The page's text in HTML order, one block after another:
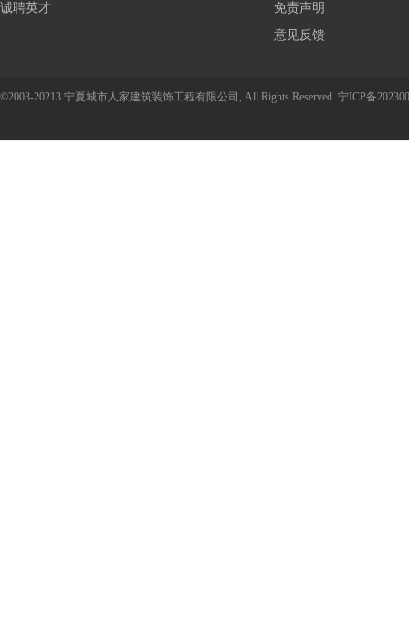
诚聘英才
免责声明
意见反馈
©2003-20213 宁夏城市人家建筑装饰工程有限公司, All Rights Reserved. 宁ICP备